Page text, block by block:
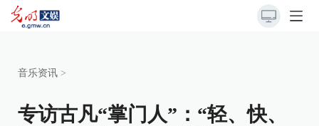
音乐资讯 >
专访古凡“掌门人”：“轻、快、